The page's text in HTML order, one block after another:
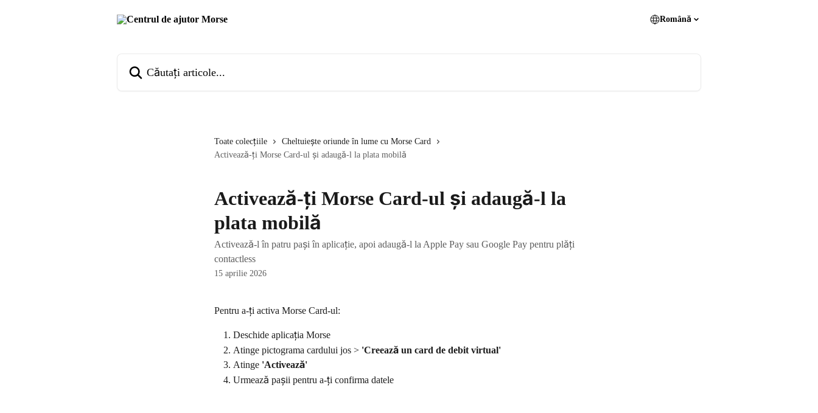
Română
Toate colecțiile
Cheltuiește oriunde în lume cu Morse Card
Activează-ți Morse Card-ul și adaugă-l la plata mobilă
Activează-ți Morse Card-ul și adaugă-l la
plata mobilă
Activează-l în patru pași în aplicație, apoi adaugă-l la Apple Pay sau Google Pay pentru plăți
contactless
15 aprilie 2026
Pentru a-ți activa Morse Card-ul:
Deschide aplicația Morse
Atinge pictograma cardului jos > 'Creează un card de debit virtual'
Atinge 'Activează'
Urmează pașii pentru a-ți confirma datele